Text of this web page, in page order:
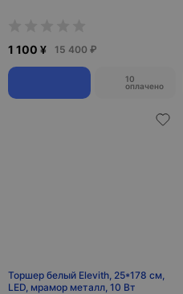
1 100 ¥ 15 400 ₽
10
оплачено
Торшер белый Elevith, 25*178 см,
LED, мрамор металл, 10 Вт